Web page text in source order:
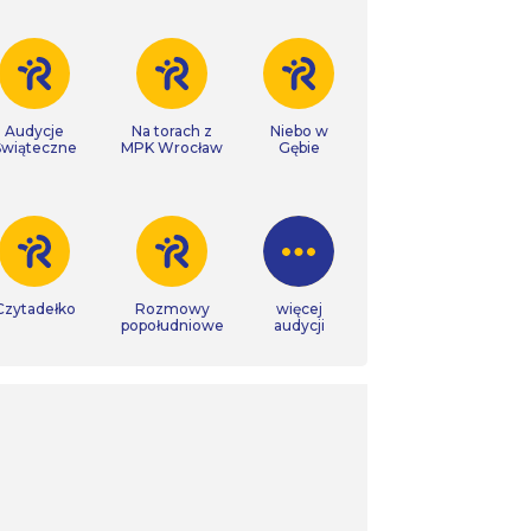
Audycje
Na torach z
MPK Wrocław
Niebo w
Gębie
Rozmowy
popołudniowe
więcej
audycji